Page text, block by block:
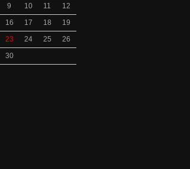
9 10 11
12
16 17 18
19
23 24 25
26
30